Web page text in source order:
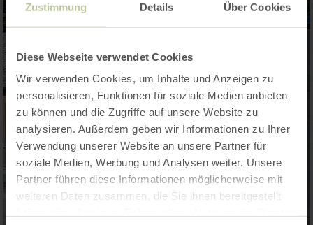
Zustimmung Details Über Cookies
Diese Webseite verwendet Cookies
Wir verwenden Cookies, um Inhalte und Anzeigen zu
personalisieren, Funktionen für soziale Medien anbieten
zu können und die Zugriffe auf unsere Website zu
analysieren. Außerdem geben wir Informationen zu Ihrer
Verwendung unserer Website an unsere Partner für
soziale Medien, Werbung und Analysen weiter. Unsere
Partner führen diese Informationen möglicherweise mit
weiteren Daten zusammen, die Sie ihnen bereitgestellt